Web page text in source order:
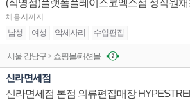
(직영점)플랫폼플레이스코엑스점 정직원채
채용시까지
남성 여성 악세사리 수입편집
서울 강남구 > 쇼핑몰/패션몰
신라면세점
신라면세점 본점 의류편집매장